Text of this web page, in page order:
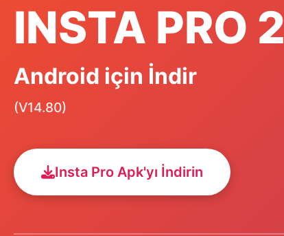
INSTA PRO 2
Android için İndir
(V14.80)
Insta Pro Apk'yı İndirin